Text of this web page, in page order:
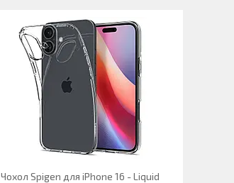
Чохол Spigen для iPhone 16 - Liquid